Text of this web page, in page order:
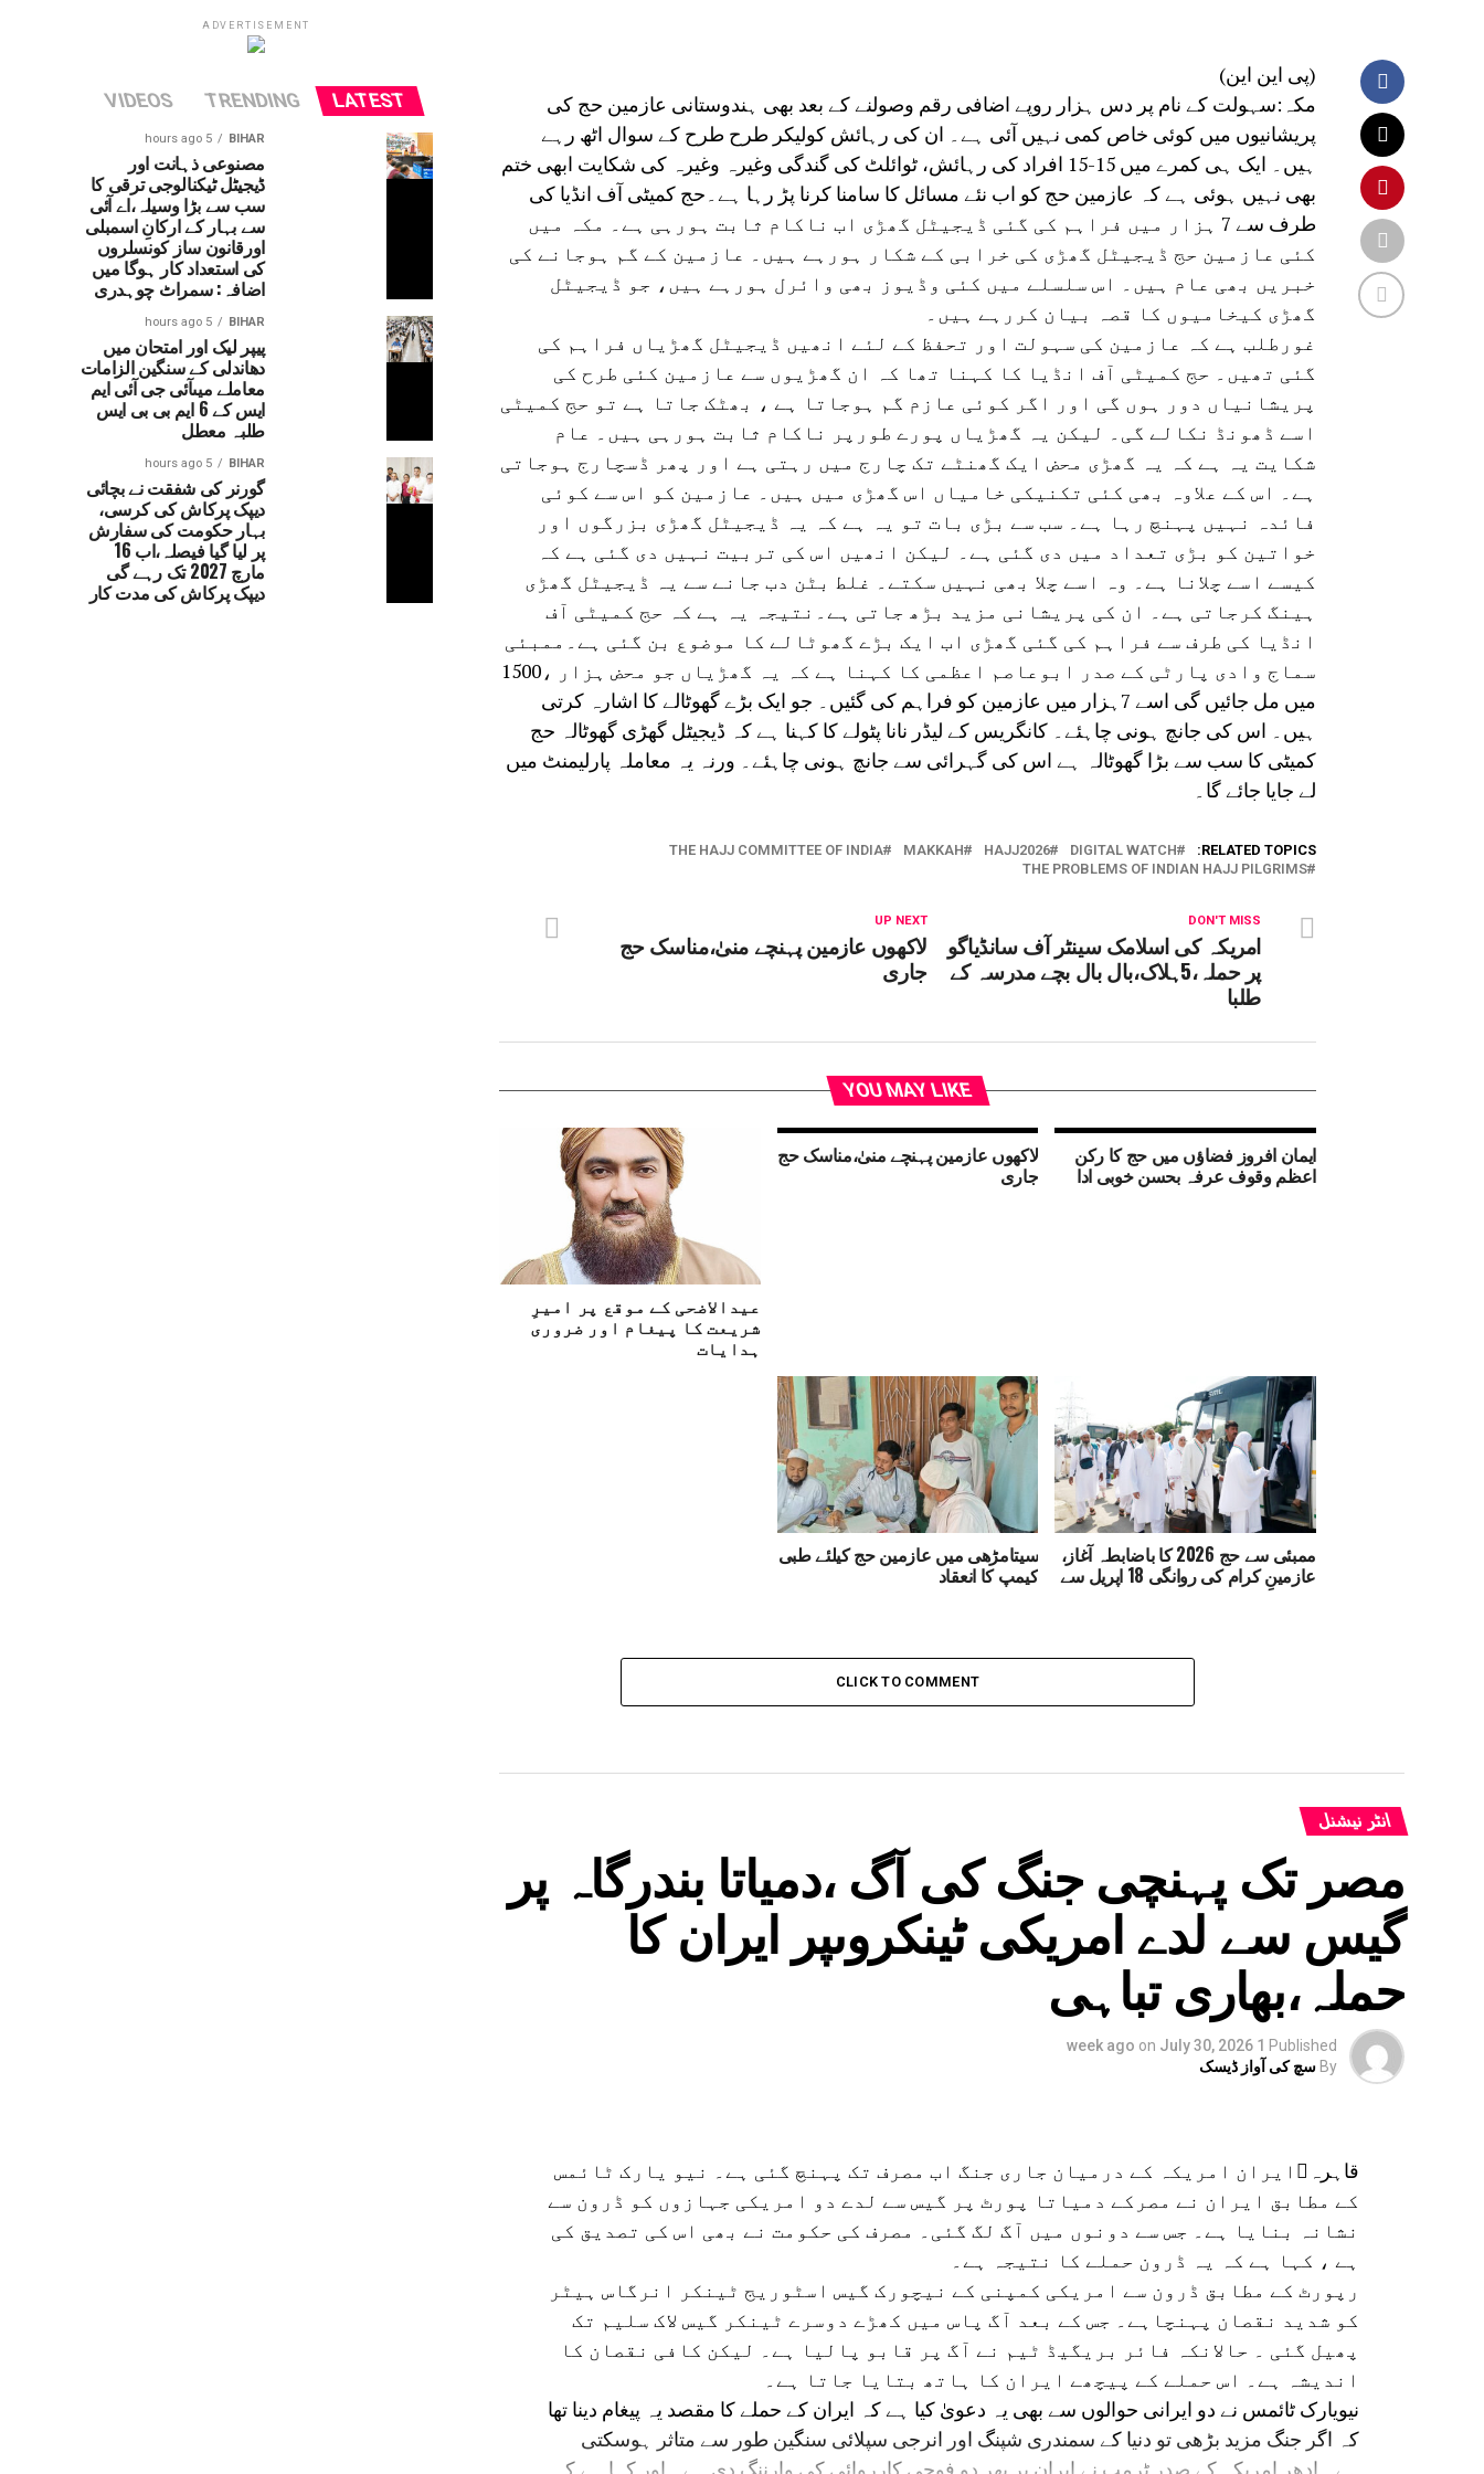
(پی این این)
مکہ:سہولت کے نام پر دس ہزار روپے اضافی رقم وصولنے کے بعد بھی ہندوستانی عازمین حج کی
پریشانیوں میں کوئی خاص کمی نہیں آئی ہے۔ ان کی رہائش کولیکر طرح طرح کے سوال اٹھ رہے
ہیں۔ ایک ہی کمرے میں 15-15 افراد کی رہائش، ٹوائلٹ کی گندگی وغیرہ وغیرہ کی شکایت ابھی ختم
بھی نہیں ہوئی ہے کہ عازمین حج کو اب نئے مسائل کا سامنا کرنا پڑ رہا ہے۔حج کمیٹی آف انڈیا کی
طرف سے 7 ہزار میں فراہم کی گئی ڈیجیٹل گھڑی اب ناکام ثابت ہورہی ہے۔ مکہ میں
کئی عازمین حج ڈیجیٹل گھڑی کی خرابی کے شکار ہورہے ہیں۔ عازمین کے گم ہوجانے کی
خبریں بھی عام ہیں۔ اس سلسلے میں کئی وڈیوز بھی وائرل ہورہے ہیں، جو ڈیجیٹل
گھڑی کیخامیوں کا قصہ بیان کررہے ہیں۔
غورطلب ہے کہ عازمین کی سہولت اور تحفظ کے لئے انھیں ڈیجیٹل گھڑیاں فراہم کی
گئی تھیں۔ حج کمیٹی آف انڈیا کا کہنا تھا کہ ان گھڑیوں سے عازمین کئی طرح کی
پریشانیاں دور ہوں گی اور اگر کوئی عازم گم ہوجاتا ہے ، بھٹک جاتا ہے تو حج کمیٹی
اسے ڈھونڈ نکالے گی۔ لیکن یہ گھڑیاں پورے طورپر ناکام ثابت ہورہی ہیں۔ عام
شکایت یہ ہے کہ یہ گھڑی محض ایک گھنٹے تک چارج میں رہتی ہے اور پھر ڈسچارج ہوجاتی
ہے۔ اس کے علاوہ بھی کئی تکنیکی خامیاں اس گھڑی میں ہیں۔ عازمین کو اس سے کوئی
فائدہ نہیں پہنچ رہا ہے۔ سب سے بڑی بات تو یہ ہے کہ یہ ڈیجیٹل گھڑی بزرگوں اور
خواتین کو بڑی تعداد میں دی گئی ہے۔ لیکن انھیں اس کی تربیت نہیں دی گئی ہے کہ
کیسے اسے چلانا ہے۔ وہ اسے چلا بھی نہیں سکتے۔ غلط بٹن دب جانے سے یہ ڈیجیٹل گھڑی
ہینگ کرجاتی ہے۔ ان کی پریشانی مزید بڑھ جاتی ہے۔نتیجہ یہ ہے کہ حج کمیٹی آف
انڈیا کی طرف سے فراہم کی گئی گھڑی اب ایک بڑے گھوٹالے کا موضوع بن گئی ہے۔ممبئی
سماج وادی پارٹی کے صدر ابوعاصم اعظمی کا کہنا ہے کہ یہ گھڑیاں جو محض ہزار ،1500
میں مل جائیں گی اسے 7ہزار میں عازمین کو فراہم کی گئیں۔ جو ایک بڑے گھوٹالے کا اشارہ کرتی
ہیں۔ اس کی جانچ ہونی چاہئے۔ کانگریس کے لیڈر نانا پٹولے کا کہنا ہے کہ ڈیجیٹل گھڑی گھوٹالہ حج
کمیٹی کا سب سے بڑا گھوٹالہ ہے اس کی گہرائی سے جانچ ہونی چاہئے۔ ورنہ یہ معاملہ پارلیمنٹ میں
لے جایا جائے گا۔
RELATED TOPICS:
DIGITAL WATCH
HAJJ2026
MAKKAH
THE HAJJ COMMITTEE OF INDIA
THE PROBLEMS OF INDIAN HAJJ PILGRIMS
UP NEXT
لاکھوں عازمین پہنچے منیٰ،مناسک حج
جاری
DON'T MISS
امریکہ کی اسلامک سینٹر آف سانڈیاگو
پر حملہ،5ہلاک،بال بال بچے مدرسہ کے
طلبا
YOU MAY LIKE
ایمان افروز فضاؤں میں حج کا رکن
اعظم وقوف عرفہ بحسن خوبی ادا
لاکھوں عازمین پہنچے منیٰ،مناسک حج
جاری
عیدالاضحی کے موقع پر امیرِ
شریعت کا پیغام اور ضروری
ہدایات
ممبئی سے حج 2026 کا باضابطہ آغاز،
عازمینِ کرام کی روانگی 18 اپریل سے
سیتامڑھی میں عازمین حج کیلئے طبی
کیمپ کا انعقاد
CLICK TO COMMENT
انٹر نیشنل
مصر تک پہنچی جنگ کی آگ ،دمیاتا بندرگاہ پر
گیس سے لدے امریکی ٹینکروںپر ایران کا
حملہ،بھاری تباہی
Published
1 week ago
on July 30, 2026
By سچ کی آواز ڈیسک
قاہرہایران امریکہ کے درمیان جاری جنگ اب مصرف تک پہنچ گئی ہے۔ نیو یارک ٹائمس
کے مطابق ایران نے مصرکے دمیاتا پورٹ پر گیس سے لدے دو امریکی جہازوں کو ڈرون سے
نشانہ بنایا ہے۔ جس سے دونوں میں آگ لگ گئی۔ مصرف کی حکومت نے بھی اس کی تصدیق کی
ہے ، کہا ہے کہ یہ ڈرون حملے کا نتیجہ ہے۔
رپورٹ کے مطابق ڈرون سے امریکی کمپنی کے نیچورک گیس اسٹوریج ٹینکر انرگاس ہیٹر
کو شدید نقصان پہنچاہے۔ جس کے بعد آگ پاس میں کھڑے دوسرے ٹینکر گیس لاک سلیم تک
پھیل گئی ۔ حالانکہ فائر بریگیڈ ٹیم نے آگ پر قابو پالیا ہے۔ لیکن کافی نقصان کا
اندیشہ ہے۔ اس حملے کے پیچھے ایران کا ہاتھ بتایا جاتا ہے۔
نیویارک ٹائمس نے دو ایرانی حوالوں سے بھی یہ دعویٰ کیا ہے کہ ایران کے حملے کا مقصد یہ پیغام دینا تھا
کہ اگر جنگ مزید بڑھی تو دنیا کے سمندری شپنگ اور انرجی سپلائی سنگین طور سے متاثر ہوسکتی
ADVERTISEMENT
LATEST
TRENDING
VIDEOS
BIHAR
5 hours ago
مصنوعی ذہانت اور
ڈیجیٹل ٹیکنالوجی ترقی کا
سب سے بڑا وسیلہ،اے آئی
سے بہار کے ارکانِ اسمبلی
اورقانون ساز کونسلروں
کی استعداد کار ہوگا میں
اضافہ: سمراٹ چوہدری
BIHAR
5 hours ago
پیپر لیک اور امتحان میں
دھاندلی کے سنگین الزامات
معاملے میںآئی جی آئی ایم
ایس کے 6 ایم بی بی ایس
طلبہ معطل
BIHAR
5 hours ago
گورنر کی شفقت نے بچائی
دیپک پرکاش کی کرسی،
بہار حکومت کی سفارش
پر لیا گیا فیصلہ،اب 16
مارچ 2027 تک رہے گی
دیپک پرکاش کی مدت کار